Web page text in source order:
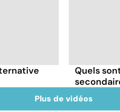
Quels
Plus de vidéos